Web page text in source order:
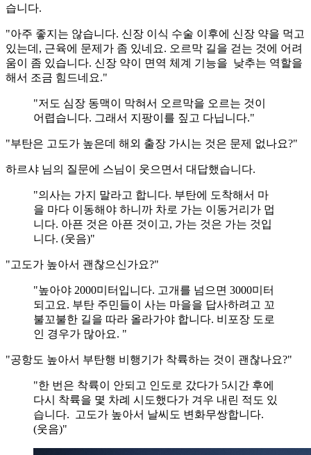
습니다.
"아주 좋지는 않습니다. 신장 이식 수술 이후에 신장 약을 먹고
있는데, 근육에 문제가 좀 있네요. 오르막 길을 걷는 것에 어려
움이 좀 있습니다. 신장 약이 면역 체계 기능을 낮추는 역할을
해서 조금 힘드네요."
"저도 심장 동맥이 막혀서 오르막을 오르는 것이
어렵습니다. 그래서 지팡이를 짚고 다닙니다."
"부탄은 고도가 높은데 해외 출장 가시는 것은 문제 없나요?"
하르샤 님의 질문에 스님이 웃으면서 대답했습니다.
"의사는 가지 말라고 합니다. 부탄에 도착해서 마
을 마다 이동해야 하니까 차로 가는 이동거리가 멉
니다. 아픈 것은 아픈 것이고, 가는 것은 가는 것입
니다. (웃음)"
"고도가 높아서 괜찮으신가요?"
"높아야 2000미터입니다. 고개를 넘으면 3000미터
되고요. 부탄 주민들이 사는 마을을 답사하려고 꼬
불꼬불한 길을 따라 올라가야 합니다. 비포장 도로
인 경우가 많아요. "
"공항도 높아서 부탄행 비행기가 착륙하는 것이 괜찮나요?"
"한 번은 착륙이 안되고 인도로 갔다가 5시간 후에
다시 착륙을 몇 차례 시도했다가 겨우 내린 적도 있
습니다. 고도가 높아서 날씨도 변화무쌍합니다.
(웃음)"